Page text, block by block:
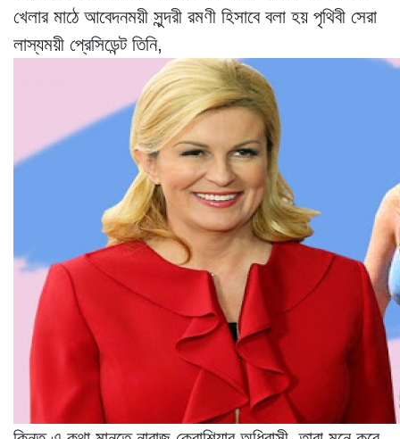
খেলার মাঠে আবেদনময়ী সুন্দরী রমণী হিসাবে বলা হয় পৃথিবী সেরা
লাস্যময়ী প্রেসিডেন্ট তিনি,